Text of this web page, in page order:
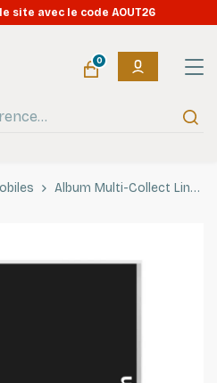
site avec le code AOUT26
0
Album Multi-Collect Lindner